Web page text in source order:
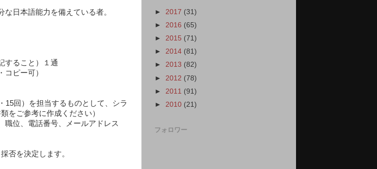
な日本語能力を備えている者。
すること）１通
コピー可）
15回）を担当するものとして、シラ
をご参考に作成ください）
職位、電話番号、メールアドレス
否を決定します。
► 2017 (31)
► 2016 (65)
► 2015 (71)
► 2014 (81)
► 2013 (82)
► 2012 (78)
► 2011 (91)
► 2010 (21)
フォロワー